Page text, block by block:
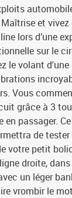
cou et un
l'Évêque en
et
lors d’une
sur le
le volant
Vous
grâce à 3
en passager.
de
votre petit
droite,
un léger
vrombir le